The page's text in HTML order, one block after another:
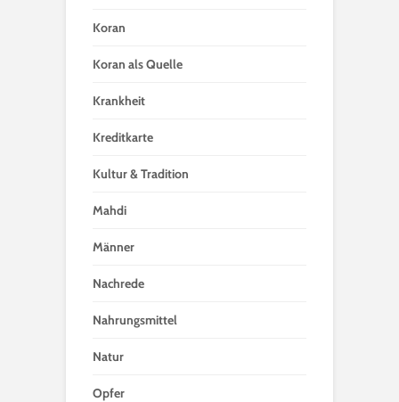
Koran
Koran als Quelle
Krankheit
Kreditkarte
Kultur & Tradition
Mahdi
Männer
Nachrede
Nahrungsmittel
Natur
Opfer